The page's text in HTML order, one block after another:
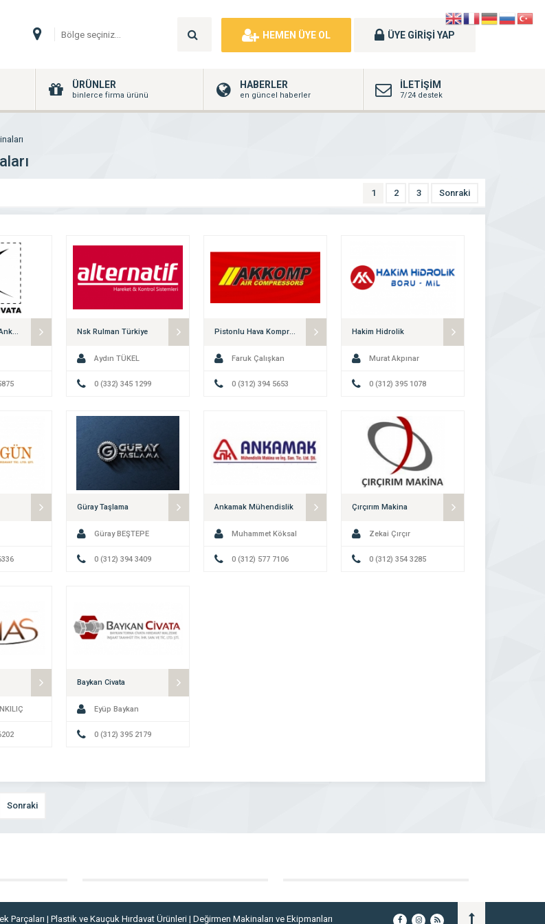
HEMEN ÜYE OL ÜYE GİRİŞİ YAP
ÜRÜNLER
binlerce firma ürünü
HABERLER
en güncel haberler
İLETİŞİM
7/24 destek
1 2 3 Sonraki
Sanayi Civataları Ankara Nsk Rulman Türkiye
Aydın TÜKEL
0 (332) 345 1299
Pistonlu Hava Kompresörü imalatı
Faruk Çalışkan
0 (312) 394 5653
Hakim Hidrolik
Murat Akpınar
0 (312) 395 1078
Güray Taşlama
Güray BEŞTEPE
0 (312) 394 3409
Ankamak Mühendislik
Muhammet Köksal
0 (312) 577 7106
Çırçırım Makina
Zekai Çırçır
0 (312) 354 3285
Baykan Civata
Eyüp Baykan
0 (312) 395 2179
Sonraki
Parçaları | Plastik ve Kauçuk Hırdavat Ürünleri | Değirmen Makinaları ve Ekipmanları